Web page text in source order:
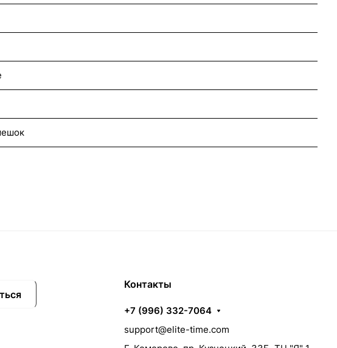
Контакты
+7 (996) 332-7064
support@elite-time.com